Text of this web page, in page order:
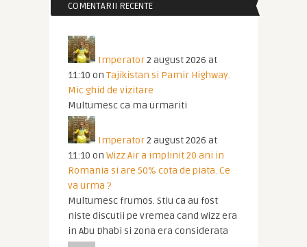
COMENTARII RECENTE
Imperator2 august 2026 at
11:10 on Tajikistan si Pamir Highway.
Mic ghid de vizitare
Multumesc ca ma urmariti
Imperator2 august 2026 at
11:10 on Wizz Air a implinit 20 ani in
Romania si are 50% cota de piata. Ce
va urma ?
Multumesc frumos. Stiu ca au fost
niste discutii pe vremea cand Wizz era
in Abu Dhabi si zona era considerata